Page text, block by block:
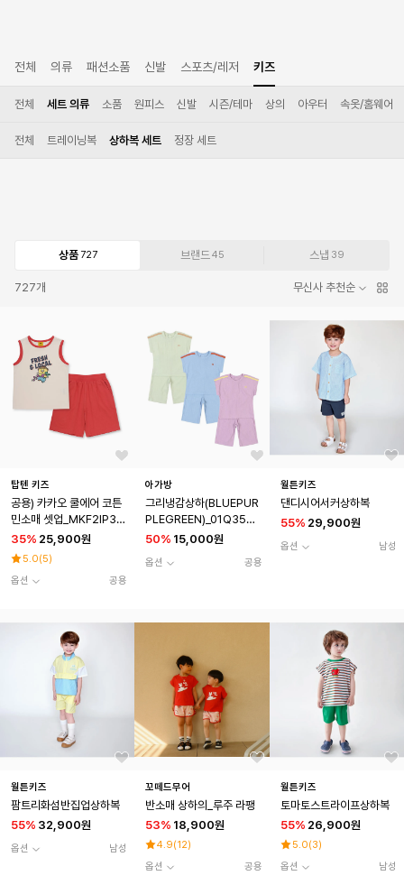
전체 의류 패션소품 신발 스포츠/레저 키즈
전체 세트 의류 소품 원피스 신발 시즌/테마 상의 아우터 속옷/홈웨어
전체 트레이닝복 상하복 세트 정장 세트
상품 727 브랜드45 스냅 39
727개 무신사 추천순
탑텐 키즈
공용) 카카오 쿨에어 코튼
민소매 셋업_MKF2IP38
01
35% 25,900원
5.0(5)
옵션
공용
아가방
그리냉감상하(BLUEPUR
PLEGREEN)_01Q3530
01
50% 15,000원
옵션 공용
월튼키즈
댄디시어서커상하복
55% 29,900원
옵션 남성
월튼키즈
팜트리화섬반집업상하복
55% 32,900원
옵션 남성
꼬떼드무어
반소매 상하의_루주 라팽
53% 18,900원
4.9(12)
옵션
공용
월튼키즈
토마토스트라이프상하복
55% 26,900원
5.0(3)
옵션
남성